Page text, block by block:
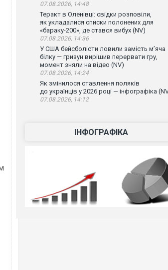
07.08.2026, 14:48
Теракт в Оленівці: свідки розповіли,
як укладалися списки полонених для
«бараку-200», де стався вибух (NV)
07.08.2026, 14:36
У США бейсболісти ловили замість м’яча
білку — гризун вирішив перервати гру,
момент зняли на відео (NV)
07.08.2026, 14:24
Як змінилося ставлення поляків
до українців у 2026 році — інфографіка
07.08.2026, 14:12
ІНФОГРАФІКА